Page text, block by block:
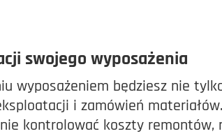
swojego wyposażenia
wyposażeniem będziesz nie
i zamówień
kontrolować koszty remontów,